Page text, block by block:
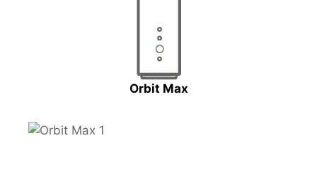
Orbit Max